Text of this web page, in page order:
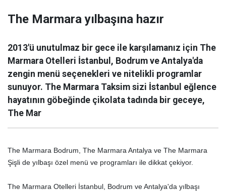
The Marmara yılbaşına hazır
2013'ü unutulmaz bir gece ile karşılamanız için The
Marmara Otelleri İstanbul, Bodrum ve Antalya'da
zengin menü seçenekleri ve nitelikli programlar
sunuyor. The Marmara Taksim sizi İstanbul eğlence
hayatının göbeğinde çikolata tadında bir geceye,
The Mar
The Marmara Bodrum, The Marmara Antalya ve The Marmara
Şişli de yılbaşı özel menü ve programları ile dikkat çekiyor.
The Marmara Otelleri İstanbul, Bodrum ve Antalya'da yılbaşı